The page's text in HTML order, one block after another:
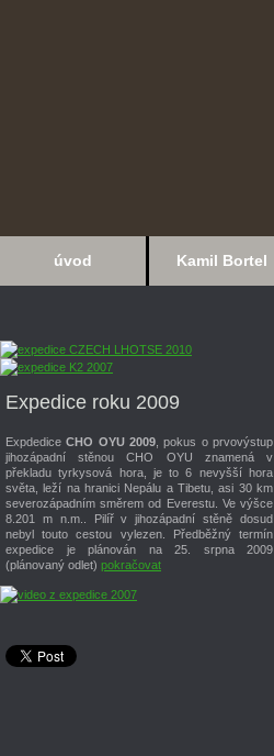
úvod Kamil Bortel
Expedice roku 2009
ExpdediceCHO OYU 2009 , pokus o prvovýstup
jihozápadní stěnou CHO OYU znamená v
překladu tyrkysová hora, je to 6 nevyšší hora
světa, leží na hranici Nepálu a Tibetu, asi 30 km
severozápadním směrem od Everestu. Ve výšce
8.201 m n.m.. Pilíř v jihozápadní stěně dosud
nebyl touto cestou vylezen. Předběžný termín
expedice je plánován na 25. srpna 2009
(plánovaný odlet) pokračovat